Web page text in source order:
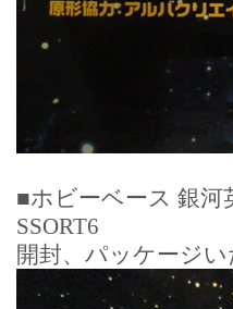
■ホビーベース 銀河
SSORT6
開封、パッケージい